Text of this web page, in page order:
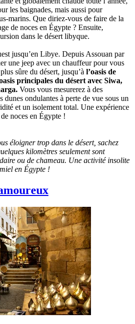
les baignades, mais aussi pour
marins. Que diriez-vous de faire de la
de noces en Égypte ? Ensuite,
dans le désert libyque.
jusqu’en Libye. Depuis Assouan par
une jeep avec un chauffeur pour vous
sûre du désert, jusqu’à l’oasis de
principales du désert avec Siwa,
Vous vous mesurerez à des
dunes ondulantes à perte de vue sous un
et un isolement total. Une expérience
noces en Égypte !
éloigner trop dans le désert, sachez
kilomètres seulement sont
ou de chameau. Une activité insolite
en Égypte !